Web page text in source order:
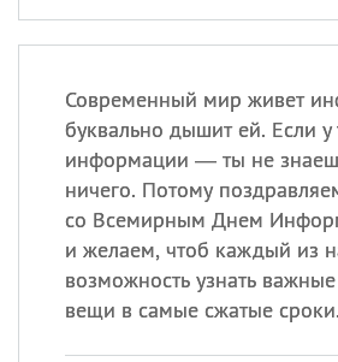
Современный мир живет
буквально дышит ей. Если у
информации — ты не
ничего. Потому
со Всемирным Днем
и желаем, чтоб каждый из
возможность узнать
вещи в самые сжатые сроки.